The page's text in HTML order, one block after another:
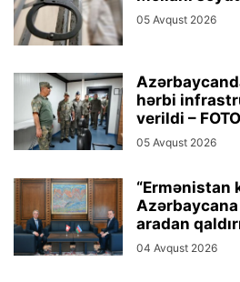
05 Avqust 2026
hərbi
verildi –
05 Avqust 2026
“Ermənistan
Azərbaycana
aradan
04 Avqust 2026